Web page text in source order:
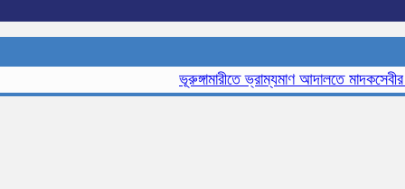
ভূরুঙ্গামারীতে ভ্রাম্যমাণ আদালতে মাদকসেবীর এক